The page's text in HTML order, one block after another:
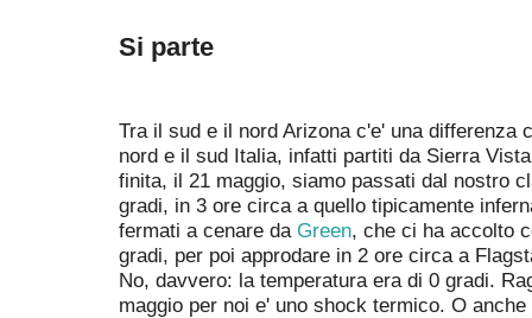
Si parte
Tra il sud e il nord Arizona c'e' una differenza
nord e il sud Italia, infatti partiti da Sierra
finita, il 21 maggio, siamo passati dal nostro
gradi, in 3 ore circa a quello tipicamente
fermati a cenare da Green, che ci ha accolto
gradi, per poi approdare in 2 ore circa a
No, davvero: la temperatura era di 0 gradi.
maggio per noi e' uno shock termico. O